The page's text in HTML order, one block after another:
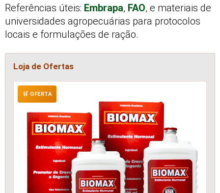
Referências úteis: Embrapa, FAO, e materiais de
universidades agropecuárias para protocolos
locais e formulações de ração.
Loja de Ofertas
🛒 OFERTA